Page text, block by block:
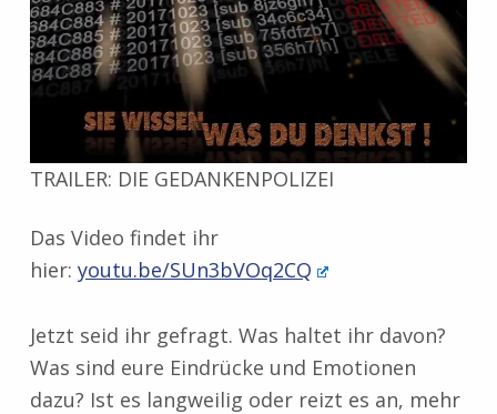
TRAILER: DIE GEDANKENPOLIZEI
Das Video findet ihr
hier: youtu.be/SUn3bVOq2CQ
Jetzt seid ihr gefragt. Was haltet ihr davon?
Was sind eure Eindrücke und Emotionen
dazu? Ist es langweilig oder reizt es an, mehr